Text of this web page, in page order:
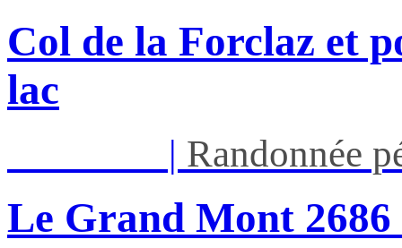
Col de la Forclaz et
lac
| Randonnée
Le Grand Mont